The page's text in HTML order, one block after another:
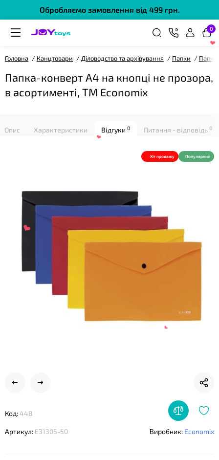
Обробляємо замовлення від 499 грн.
0
Головна Канцтовари Діловодство та архівування Папки Папки
Папка-конверт А4 на кнопці не прозора,
в асортименті, ТМ Economix
Опис Характеристики Відгуки 0 Питання - відповідь 0
Хіт продажу Популярний
Код:448
Артикул: E31305-50 Виробник: Economix
❤
❤